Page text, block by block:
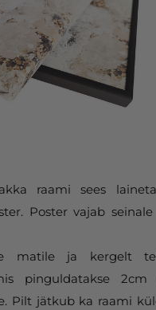
raami sees
Poster vajab
matile ja kergelt
pinguldatakse 2cm
Pilt jätkub ka raami